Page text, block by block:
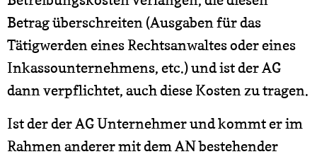
Betrag überschreiten (Ausgaben für das
Tätigwerden eines Rechtsanwaltes oder eines
Inkassounternehmens, etc.) und ist der AG
dann verpflichtet, auch diese Kosten zu tragen.
Ist der der AG Unternehmer und kommt er im
Rahmen anderer mit dem AN bestehender